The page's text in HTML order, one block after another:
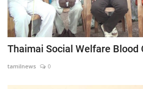
Thaimai Social Welfare Blood
tamilnews 0